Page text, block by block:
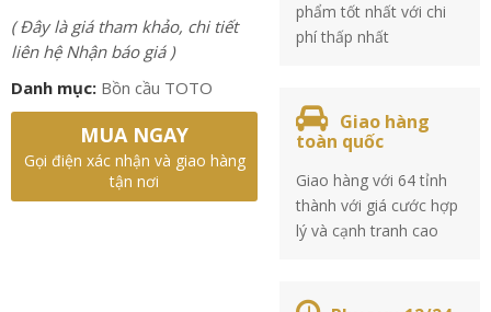
( Đây là giá tham khảo, chi tiết
liên hệ Nhận báo giá )
Danh mục: Bồn cầu TOTO
MUA NGAY
Gọi điện xác nhận và giao hàng
tận nơi
phẩm tốt nhất với chi
phí thấp nhất
Giao hàng
toàn quốc
Giao hàng với 64 tỉnh
thành với giá cước hợp
lý và cạnh tranh cao